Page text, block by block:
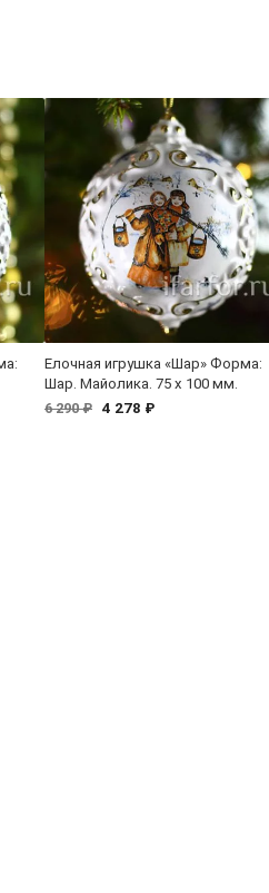
Елочная игрушка «Шар» Форма:
Шар. Майолика. 75 x 100 мм.
6 290 ₽ 4 278 ₽